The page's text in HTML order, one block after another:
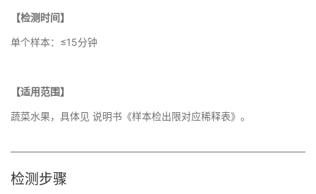
【检测时间】
单个样本：≤15分钟
【适用范围】
蔬菜水果，具体见 说明书《样本检出限对应稀释表》。
检测步骤